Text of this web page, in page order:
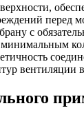
перед
с
вентиляции